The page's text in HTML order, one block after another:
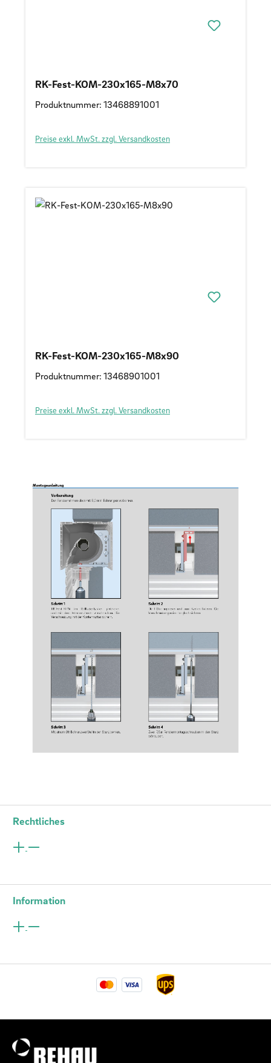
RK-Fest-KOM-230x165-M8x70
Produktnummer: 13468891001
Preise exkl. MwSt. zzgl. Versandkosten
RK-Fest-KOM-230x165-M8x90
Produktnummer: 13468901001
Preise exkl. MwSt. zzgl. Versandkosten
Rechtliches
Information